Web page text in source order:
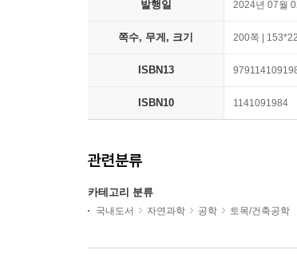
발행일 2024년 07월
쪽수, 무게, 크기 200쪽 |
ISBN13
ISBN10 1141091984
관련분류
카테고리 분류
국내도서 자연과학 공학 토목/건축공학